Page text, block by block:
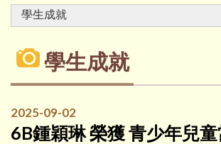
學生成就
2025-09-02
6B鍾穎琳 榮獲 青少年兒